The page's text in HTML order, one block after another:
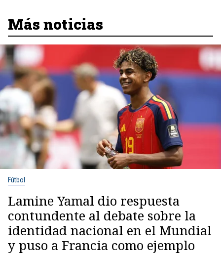
Más noticias
Fútbol
Lamine Yamal dio respuesta
contundente al debate sobre la
identidad nacional en el Mundial
y puso a Francia como ejemplo